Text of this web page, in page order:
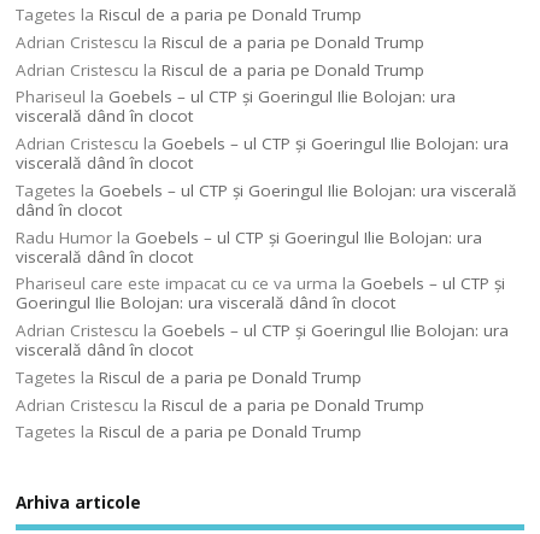
Tagetes laRiscul de a paria pe Donald Trump
Adrian Cristescu laRiscul de a paria pe Donald Trump
Adrian Cristescu laRiscul de a paria pe Donald Trump
Phariseul la Goebels – ul CTP şi Goeringul Ilie Bolojan: ura
viscerală dând în clocot
Adrian Cristescu la Goebels – ul CTP şi Goeringul Ilie Bolojan: ura
viscerală dând în clocot
Tagetes la Goebels – ul CTP şi Goeringul Ilie Bolojan: ura viscerală
dând în clocot
Radu Humor la Goebels – ul CTP şi Goeringul Ilie Bolojan: ura
viscerală dând în clocot
Phariseul care este impacat cu ce va urma la Goebels – ul CTP şi
Goeringul Ilie Bolojan: ura viscerală dând în clocot
Adrian Cristescu la Goebels – ul CTP şi Goeringul Ilie Bolojan: ura
viscerală dând în clocot
Tagetes laRiscul de a paria pe Donald Trump
Adrian Cristescu laRiscul de a paria pe Donald Trump
Tagetes laRiscul de a paria pe Donald Trump
Arhiva articole